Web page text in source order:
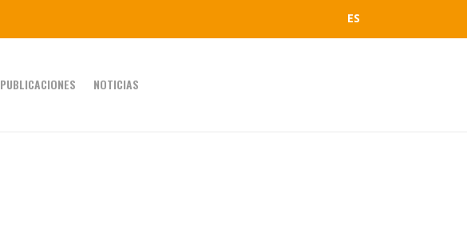
ES
PUBLICACIONES NOTICIAS